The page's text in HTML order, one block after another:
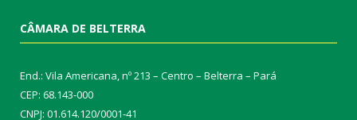
CÂMARA DE BELTERRA
End.: Vila Americana, nº 213 – Centro – Belterra – Pará
CEP: 68.143-000
CNPJ: 01.614.120/0001-41